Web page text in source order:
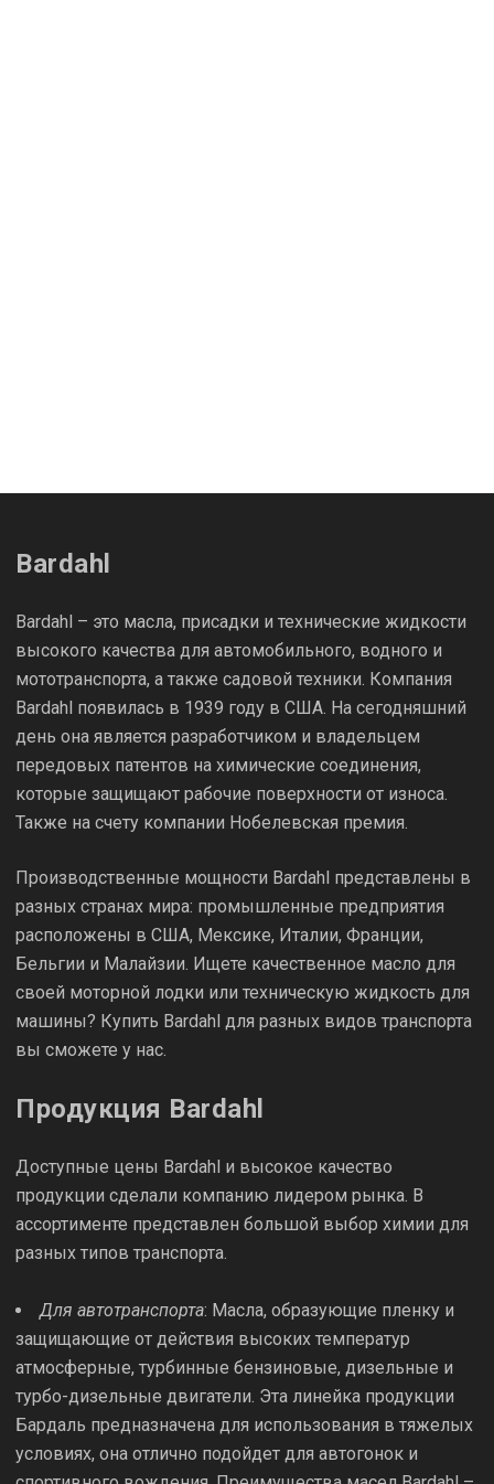
Bardahl
Bardahl – это масла, присадки и технические жидкости
высокого качества для автомобильного, водного и
мототранспорта, а также садовой техники. Компания
Bardahl появилась в 1939 году в США. На сегодняшний
день она является разработчиком и владельцем
передовых патентов на химические соединения,
которые защищают рабочие поверхности от износа.
Также на счету компании Нобелевская премия.
Производственные мощности Bardahl представлены в
разных странах мира: промышленные предприятия
расположены в США, Мексике, Италии, Франции,
Бельгии и Малайзии. Ищете качественное масло для
своей моторной лодки или техническую жидкость для
машины? Купить Bardahl для разных видов транспорта
вы сможете у нас.
Продукция Bardahl
Доступные цены Bardahl и высокое качество
продукции сделали компанию лидером рынка. В
ассортименте представлен большой выбор химии для
разных типов транспорта.
Для автотранспорта: Масла, образующие пленку и
защищающие от действия высоких температур
атмосферные, турбинные бензиновые, дизельные и
турбо-дизельные двигатели. Эта линейка продукции
Бардаль предназначена для использования в тяжелых
условиях, она отлично подойдет для автогонок и